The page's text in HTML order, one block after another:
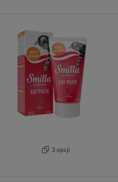
3 opcji